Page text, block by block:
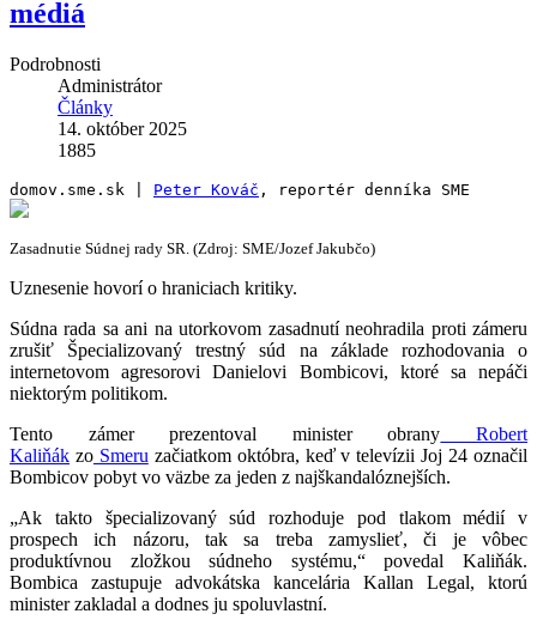
médiá
Podrobnosti
Administrátor
Články
14. október 2025
1885
domov.sme.sk | Peter Kováč , reportér denníka SME
Zasadnutie Súdnej rady SR. (Zdroj: SME/Jozef Jakubčo)
Uznesenie hovorí o hraniciach kritiky.
Súdna rada sa ani na utorkovom zasadnutí neohradila proti zámeru
zrušiť Špecializovaný trestný súd na základe rozhodovania o
internetovom agresorovi Danielovi Bombicovi, ktoré sa nepáči
niektorým politikom.
Tento zámer prezentoval minister obrany Robert
Kaliňák zoSmeru začiatkom októbra, keď v televízii Joj 24 označil
Bombicov pobyt vo väzbe za jeden z najškandalóznejších.
„Ak takto špecializovaný súd rozhoduje pod tlakom médií v
prospech ich názoru, tak sa treba zamyslieť, či je vôbec
produktívnou zložkou súdneho systému,“ povedal Kaliňák.
Bombica zastupuje advokátska kancelária Kallan Legal, ktorú
minister zakladal a dodnes ju spoluvlastní.